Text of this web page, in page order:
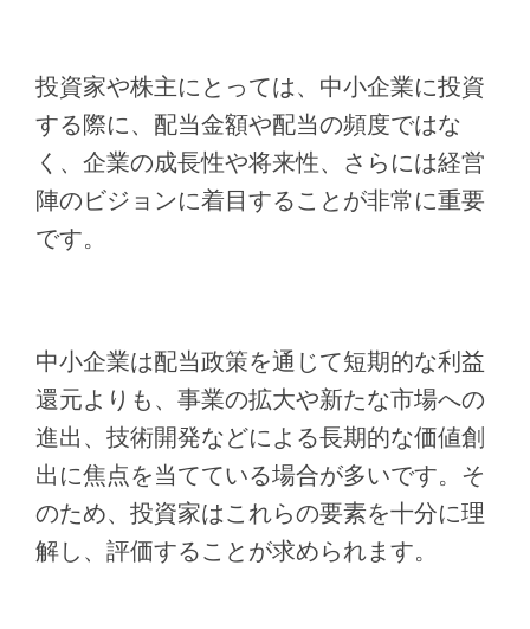
投資家や株主にとっては、中小企業に投資
する際に、配当金額や配当の頻度ではな
く、企業の成長性や将来性、さらには経営
陣のビジョンに着目することが非常に重要
です。
中小企業は配当政策を通じて短期的な利益
還元よりも、事業の拡大や新たな市場への
進出、技術開発などによる長期的な価値創
出に焦点を当てている場合が多いです。そ
のため、投資家はこれらの要素を十分に理
解し、評価することが求められます。